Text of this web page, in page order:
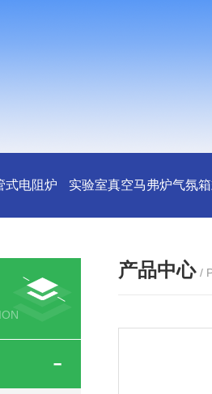
式电阻炉 实验室真空马弗炉气氛
产品中心 /